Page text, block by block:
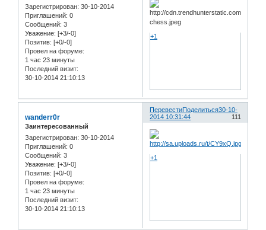
Зарегистрирован: 30-10-2014
Приглашений: 0
Сообщений: 3
Уважение: [+3/-0]
Позитив: [+0/-0]
Провел на форуме:
1 час 23 минуты
Последний визит:
30-10-2014 21:10:13
+1
ПеревестиПоделиться
111
30-10-
2014 10:31:44
wanderr0r
Заинтересованный
Зарегистрирован: 30-10-2014
Приглашений: 0
Сообщений: 3
Уважение: [+3/-0]
Позитив: [+0/-0]
Провел на форуме:
1 час 23 минуты
Последний визит:
30-10-2014 21:10:13
+1